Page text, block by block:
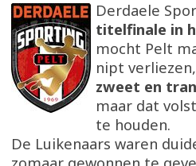
Derdaele
titelfinale in
mocht Pelt
nipt
zweet en
maar dat
te houden.
De Luikenaars waren